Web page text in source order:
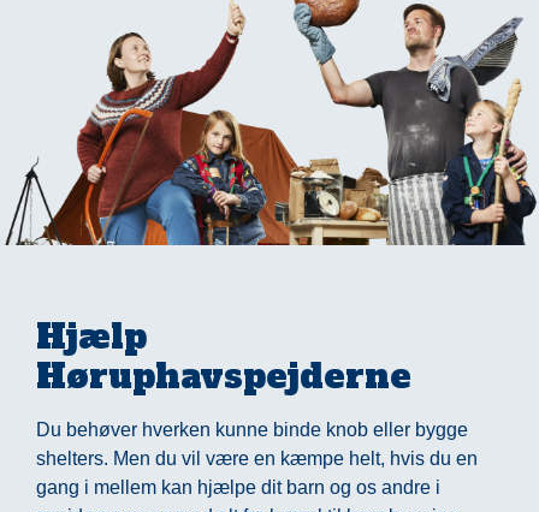
Hjælp
Høruphavspejderne
Du behøver hverken kunne binde knob eller bygge
shelters. Men du vil være en kæmpe helt, hvis du en
gang i mellem kan hjælpe dit barn og os andre i